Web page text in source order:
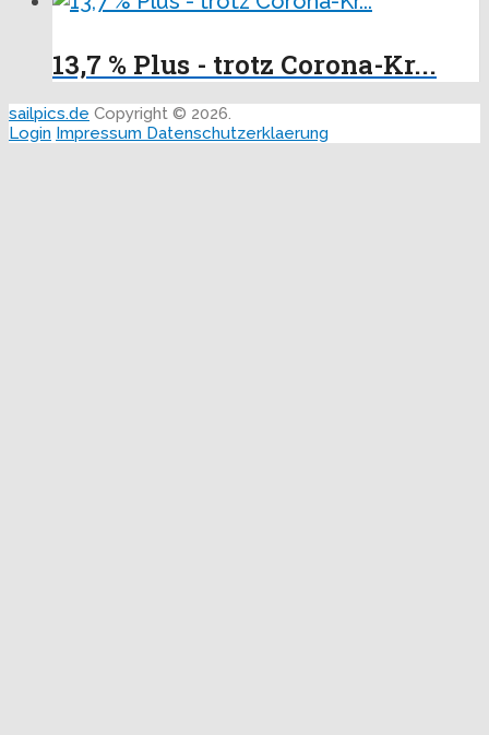
13,7 % Plus - trotz Corona-Kr...
sailpics.de Copyright © 2026.
Login Impressum Datenschutzerklaerung